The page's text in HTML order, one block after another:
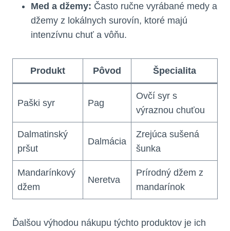
Med a džemy: Často ručne vyrábané medy a
džemy z lokálnych surovín, ktoré majú
intenzívnu chuť a vôňu.
Produkt Pôvod Špecialita
Paški syr Pag
Ovčí syr s
výraznou chuťou
Dalmatinský
pršut
Dalmácia
Zrejúca sušená
šunka
Mandarínkový
džem
Neretva
Prírodný džem z
mandarínok
Ďalšou výhodou nákupu týchto produktov je ich